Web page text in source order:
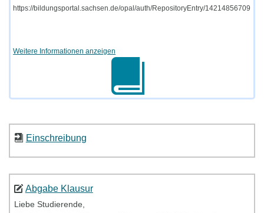
https://bildungsportal.sachsen.de/opal/auth/RepositoryEntry/14214856709
Weitere Informationen anzeigen
Einschreibung
Abgabe Klausur
Liebe Studierende,